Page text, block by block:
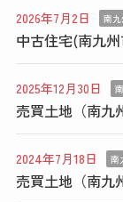
2026年7月2日 南
中古住宅(南九
2025年12月30日
売買土地（南九
2024年7月18日 南
売買土地（南九